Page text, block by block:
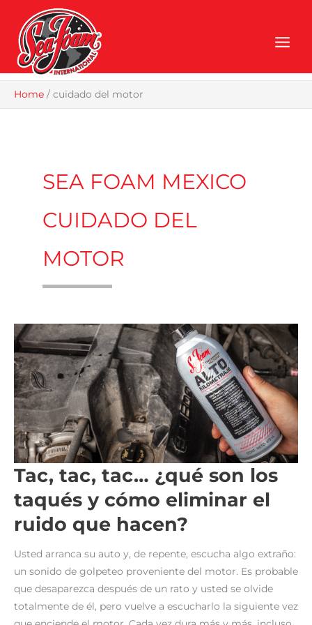
content
Home / cuidado del motor
SEA FOAM MEXICO
CUIDADO DEL
MOTOR
Tac, tac, tac… ¿qué son los
taqués y cómo eliminar el
ruido que hacen?
Usted arranca su auto y, de repente, escucha algo extraño:
un sonido de golpeteo proveniente del motor. Es probable
que desaparezca después de un rato y usted se olvide
totalmente de él, pero vuelve a escucharlo la siguiente vez